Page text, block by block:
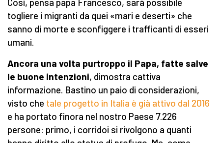
Così, pensa papa Francesco, sarà possibile
togliere i migranti da quei «mari e deserti» che
sanno di morte e sconfiggere i trafficanti di esseri
umani.
Ancora una volta purtroppo il Papa, fatte salve
le buone intenzioni, dimostra cattiva
informazione. Bastino un paio di considerazioni,
visto che tale progetto in Italia è già attivo dal 2016
e ha portato finora nel nostro Paese 7.226
persone: primo, i corridoi si rivolgono a quanti